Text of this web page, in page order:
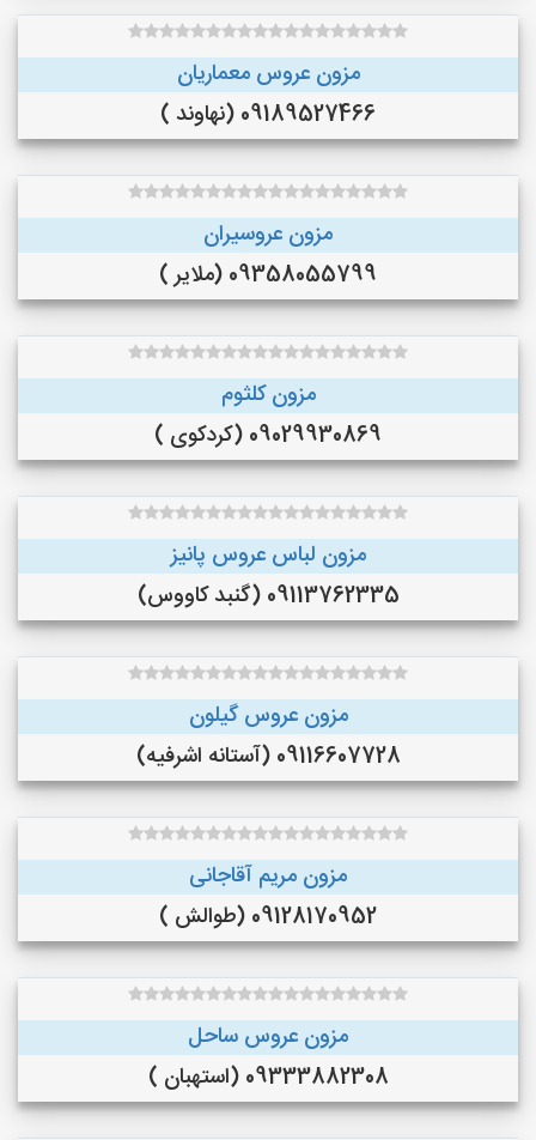
مزون عروس معماریان
09189527466 (نهاوند )
مزون عروسیران
09358055799 (ملایر )
مزون کلثوم
09029930869 (کردکوی )
مزون لباس عروس پانیز
09113762335 (گنبد کاووس)
مزون عروس گیلون
09116607728 (آستانه اشرفیه)
مزون مریم آقاجانی
09128170952 (طوالش )
مزون عروس ساحل
09333882308 (استهبان )